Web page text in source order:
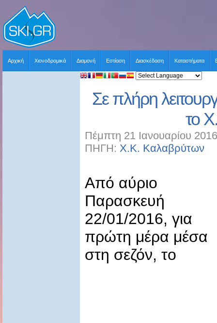
Αρχική Χιονοδρομικά Διαμονή Εστίαση Διασκέδαση Καταστήματα
Σε πλήρη
το
Πέμπτη 21 Ιανουαρίου
ΠΗΓΗ: Χ.Κ. Καλαβρύτων
Από αύριο
Παρασκευή
22/01/2016, για
πρώτη μέρα μέσα
στη σεζόν, το